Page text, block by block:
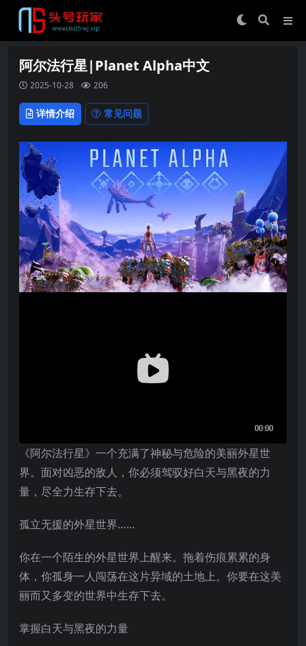
阿尔法行星|Planet Alpha中文
2025-10-28 206
详情介绍 常见问题
《阿尔法行星》一个充满了神秘与危险的美丽外星世
界。面对凶恶的敌人，你必须驾驭好白天与黑夜的力
量，尽全力生存下去。
孤立无援的外星世界……
你在一个陌生的外星世界上醒来。拖着伤痕累累的身
体，你孤身一人闯荡在这片异域的土地上。你要在这美
丽而又多变的世界中生存下去。
掌握白天与黑夜的力量